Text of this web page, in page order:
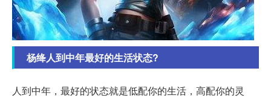
杨绛人到中年最好的生活状态?
人到中年，最好的状态就是低配你的生活，高配你的灵